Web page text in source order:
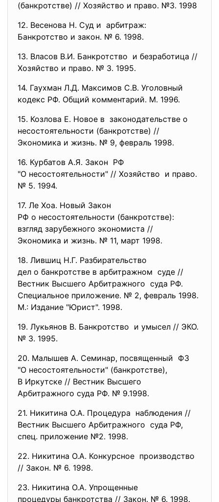
(банкротстве) // Хозяйство и право. №3. 1998
12. Весенова Н. Суд и арбитраж:
Банкротство и закон. № 6. 1998.
13. Власов В.И. Банкротство и безработица //
Хозяйство и право. № 3. 1995.
14. Гаухман Л.Д. Максимов С.В. Уголовный
кодекс РФ. Общий комментарий. М. 1996.
15. Козлова Е. Новое в законодательстве о
несостоятельности (банкротстве) //
Экономика и жизнь. № 9, февраль 1998.
16. Курбатов А.Я. Закон РФ
"О несостоятельности" // Хозяйство и право.
№ 5. 1994.
17. Ле Хоа. Новый Закон
РФ о несостоятельности (банкротстве):
взгляд зарубежного экономиста //
Экономика и жизнь. № 11, март 1998.
18. Лившиц Н.Г. Разбирательство
дел о банкротстве в арбитражном суде //
Вестник Высшего Арбитражного суда РФ.
Специальное приложение. № 2, февраль 1998.
М.: Издание "Юрист". 1998.
19. Лукьянов В. Банкротство и умысел // ЭКО.
№ 3. 1995.
20. Малышев А. Семинар, посвященный ФЗ
"О несостоятельности" (банкротстве),
В Иркутске // Вестник Высшего
Арбитражного суда РФ. № 9.1998.
21. Никитина О.А. Процедура наблюдения //
Вестник Высшего Арбитражного суда РФ,
спец. приложение №2. 1998.
22. Никитина О.А. Конкурсное производство
// Закон. № 6. 1998.
23. Никитина О.А. Упрощенные
процедуры банкротства // Закон. № 6. 1998.